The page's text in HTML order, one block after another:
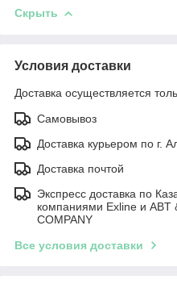
Скрыть
Условия доставки
Доставка осуществляется
Самовывоз
Доставка курьером по г.
Доставка почтой
Экспресс доставка по
компаниями Exline и ABT
COMPANY
Все условия доставки